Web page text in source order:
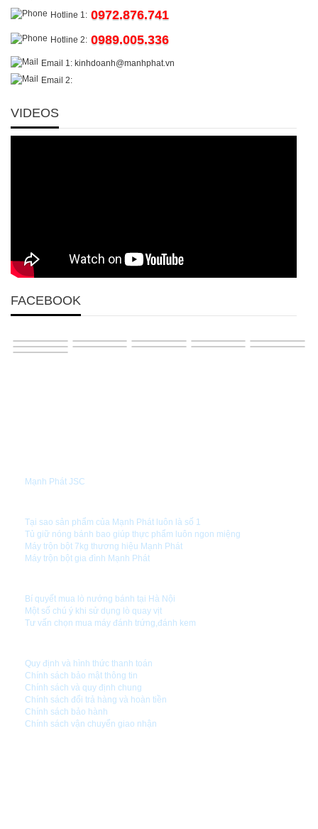
Hotline 1: 0972.876.741
Hotline 2: 0989.005.336
Email 1: kinhdoanh@manhphat.vn
Email 2:
VIDEOS
FACEBOOK
Mạnh Phát JSC
Tại sao sản phẩm của Mạnh Phát luôn là số 1
Tủ giữ nóng bánh bao giúp thực phẩm luôn ngon miệng
Máy trộn bột 7kg thương hiệu Mạnh Phát
Máy trộn bột gia đình Mạnh Phát
Bí quyết mua lò nướng bánh tại Hà Nội
Một số chú ý khi sử dụng lò quay vịt
Tư vấn chọn mua máy đánh trứng,đánh kem
Quy định và hình thức thanh toán
Chính sách bảo mật thông tin
Chính sách và quy định chung
Chính sách đổi trả hàng và hoàn tiền
Chính sách bảo hành
Chính sách vận chuyển giao nhận